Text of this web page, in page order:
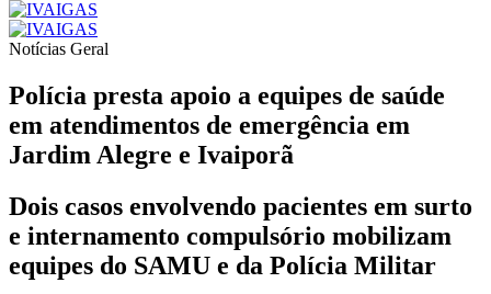
Notícias Geral
Polícia presta apoio a equipes de saúde
em atendimentos de emergência em
Jardim Alegre e Ivaiporã
Dois casos envolvendo pacientes em surto
e internamento compulsório mobilizam
equipes do SAMU e da Polícia Militar